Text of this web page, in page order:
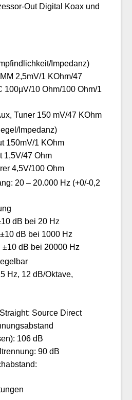
Out Digital Koax und
Impedanz)
2,5mV/1 KOhm/47
100µV/10 Ohm/100 Ohm/1
Tuner 150 mV/47 KOhm
Impedanz)
150mV/1 KOhm
1,5V/47 Ohm
4,5V/100 Ohm
20 – 20.000 Hz (+0/-0,2
dB bei 20 Hz
dB bei 1000 Hz
±10 dB bei 20000 Hz
Hz, 12 dB/Oktave,
Source Direct
106 dB
90 dB